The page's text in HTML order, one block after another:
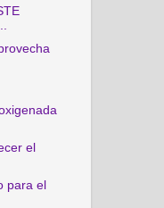
el
para el